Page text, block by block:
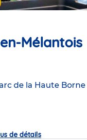
Mélantois
de la Haute Borne
de détails